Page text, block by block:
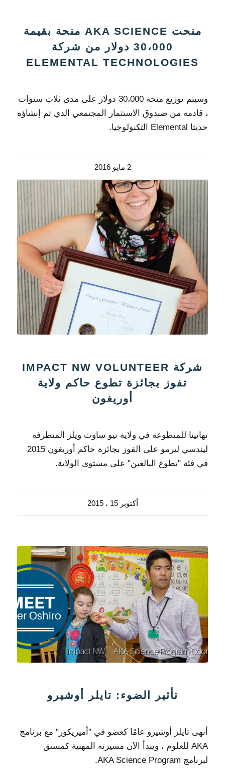
منحت AKA SCIENCE منحة بقيمة
30،000 دولار من شركة
ELEMENTAL TECHNOLOGIES
وسيتم توزيع منحة 30،000 دولار على مدى ثلاث سنوات
، قادمة من صندوق الاستثمار المجتمعي الذي تم إنشاؤه
حديثا Elemental التكنولوجيا.
2 مايو 2016
شركة IMPACT NW VOLUNTEER
تفوز بجائزة تطوع حاكم ولاية
أوريغون
تهانينا للمتطوعة في ولاية نيو ساوث ويلز المتطرفة
ليندسي ليرمو على الفوز بجائزة حاكم أوريغون 2015
في فئة "تطوع البالغين" على مستوى الولاية.
أكتوبر 15 ، 2015
تأثير الضوء: تايلر أوشيرو
أنهى تايلر أوشيرو عامًا كعضو في "أميريكور" مع برنامج
AKA للعلوم ، ويبدأ الآن مسيرته المهنية كمنسق
لبرنامج AKA Science Program.